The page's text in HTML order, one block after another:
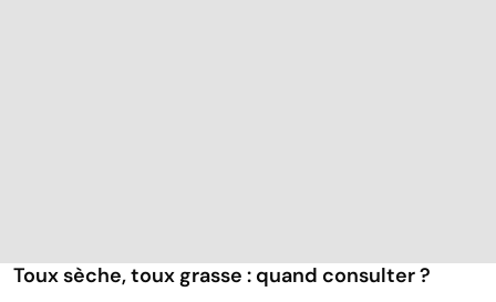
Toux sèche, toux grasse : quand consulter ?